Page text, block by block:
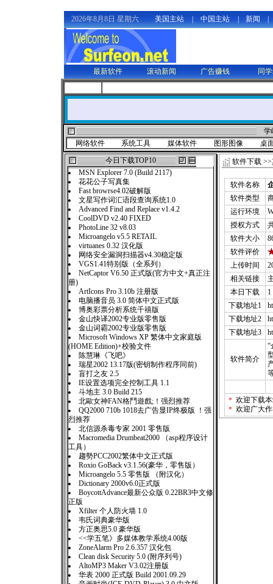
2026年8月8日 星期六 美国主站 中国主站 新闻
最新软件 滚动新闻 广告赚钱 同
学
网络软件
系统工具 媒体软件 图形图像
桌
今日下载TOP10
MSN Explorer 7.0 (Build 2117)
花花公子写真集
Fast browrse4.02破解版
文星写作词汇语段查询系统1.0
Advanced Find and Replace v1.4.2
CoolDVD v2.40 FIXED
PhotoLine 32 v8.03
Microangelo v5.5 RETAIL
virtuanes 0.32 汉化版
网络安全漏洞扫描器v4.30稳定版
VGS1.41特别版（全系列）
NetCaptor V6.50 正式版(官方中文+真正注
册)
ArtIcons Pro 3.10b 注册版
电脑播音员 3.0 简体中文正式版
博奥彩票分析系统千禧版
金山快译2002专业版零售版
金山词霸2002专业版零售版
Microsoft Windows XP 繁体中文家庭版
(HOME Edition)+校验文件
陈慧琳《飞吧》
瑞星2002 13.17版(密钥制作程序同前)
盲打之友 2.5
IE设置选项完全控制工具 1.1
斗地主 3.0 Build 215
北歐女神FAN格鬥遊戲;！强烈推荐
QQ2000 710b 1018去广告显IP终极版 ！强
烈推荐
北信源杀毒专家 2001 零售版
Macromedia Drumbeat2000 （asp程序设计
工具）
趨勢PCC2002繁体中文正式版
Roxio GoBack v3.1.56(豪华，零售版）
Microangelo 5.5 零售版 （附汉化）
Dictionary 2000v6.0正式版
BoycottAdvance最新公众版 0.22BR3中文修
正版
Xfilter 个人防火墙 1.0
韦氏词典豪华版
方正奥思5.0 豪华版
<<学五笔》多媒体教学系统4.00版
ZoneAlarm Pro 2.6.357 汉化包
Clean disk Security 5.0 (附序列号)
AltoMP3 Maker V3.02注册版
华表 2000 正式版 Build 2001.09.29
软件下载 >>
软件名称
软件类型
运行环境
授权方式
软件大小
软件评价
上传时间
相关链接
本日下载
下载地址1
下载地址2
下载地址3
软件简介
“
＊ 欢迎下载
＊ 欢迎广大